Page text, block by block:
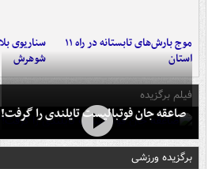
موج بارش‌های تابستانه در راه ۱۱
استان
سناریوی
شوهرش
فیلم برگزیده
صاعقه جان فوتبالیست تایلندی را گرفت!
برگزیده ورزشی